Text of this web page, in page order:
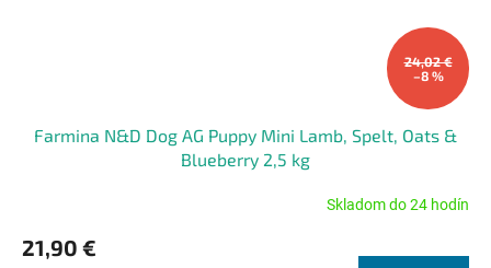
24,02 €
–8 %
Farmina N&D Dog AG Puppy Mini Lamb, Spelt, Oats &
Blueberry 2,5 kg
produktu
Skladom do 24 hodín
21,90 €